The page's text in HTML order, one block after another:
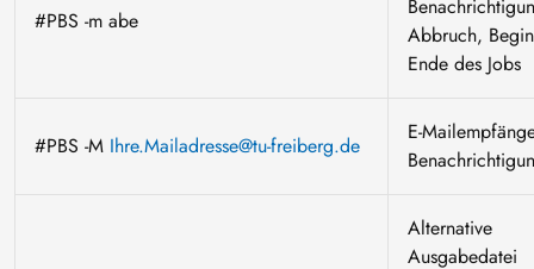
#PBS -m abe
Abbruch,
Ende des Jobs
#PBS -M Ihre.Mailadresse@tu-freiberg.de
E-
Alternative
Ausgabedatei